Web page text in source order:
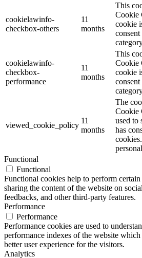
cookielawinfo-
checkbox-others
11
months
This
Cookie
cookie
cookielawinfo-
checkbox-
performance
11
months
This
Cookie
cookie
viewed_cookie_policy
11
months
The
Cookie
used to
has
Functional
Functional
Functional cookies help to perform
sharing the content of the website on
feedbacks, and other third-party features.
Performance
Performance
Performance cookies are used to
performance indexes of the website
better user experience for the visitors.
Analytics